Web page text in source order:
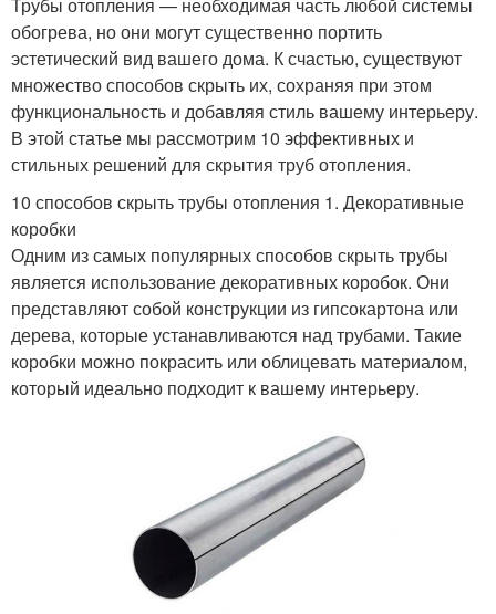
обогрева, но они могут существенно портить
эстетический вид вашего дома. К счастью, существуют
множество способов скрыть их, сохраняя при этом
функциональность и добавляя стиль вашему интерьеру.
В этой статье мы рассмотрим 10 эффективных и
стильных решений для скрытия труб отопления.
10 способов скрыть трубы отопления 1. Декоративные
коробки
Одним из самых популярных способов скрыть трубы
является использование декоративных коробок. Они
представляют собой конструкции из гипсокартона или
дерева, которые устанавливаются над трубами. Такие
коробки можно покрасить или облицевать материалом,
который идеально подходит к вашему интерьеру.